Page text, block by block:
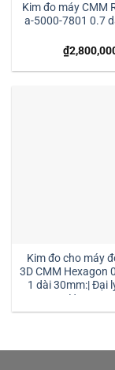
Kim đo máy CMM
a-5000-7801 0.7
₫
Kim đo cho máy
3D CMM Hexagon 03969259
1 dài 30mm:| Đại
Hexagon